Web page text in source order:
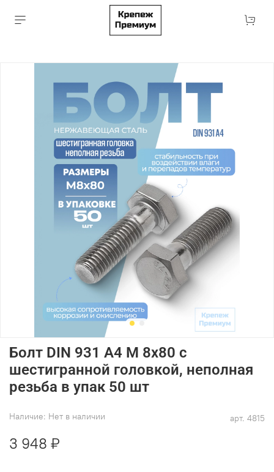
арт. 4815
Наличие: Нет в наличии
Болт DIN 931 А4 M 8х80 с
шестигранной головкой, неполная
резьба в упак 50 шт
3 948 ₽